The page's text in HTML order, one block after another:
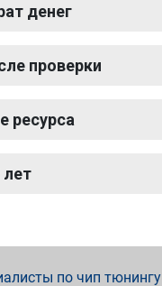
денег
проверки
ресурса
лет
по чип тюнингу